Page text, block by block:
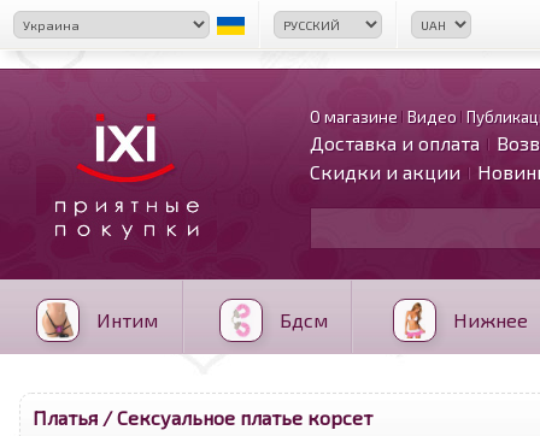
О магазине Видео
Доставка и оплата
Скидки и акции
Интим Бдсм Нижнее
Платья / Сексуальное платье корсет